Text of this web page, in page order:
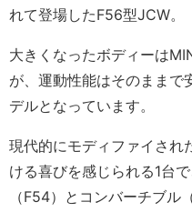
れて登場したF56型JCW。
大きくなったボディーは
が、運動性能はそのままで
デルとなっています。
現代的にモディファイされ
ける喜びを感じられる1台
（F54）とコンバーチブ